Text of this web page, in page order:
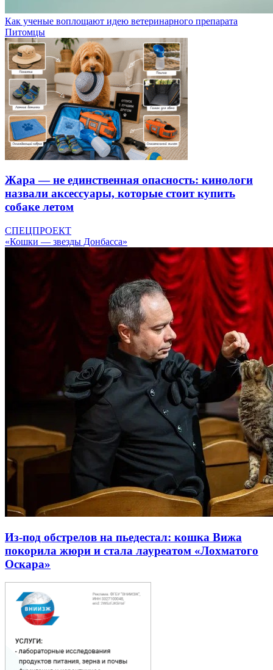
Как ученые воплощают идею ветеринарного препарата
Питомцы
Жара — не единственная опасность: кинологи
назвали аксессуары, которые стоит купить
собаке летом
СПЕЦПРОЕКТ
«Кошки — звезды Донбасса»
Из-под обстрелов на пьедестал: кошка Вижа
покорила жюри и стала лауреатом «Лохматого
Оскара»